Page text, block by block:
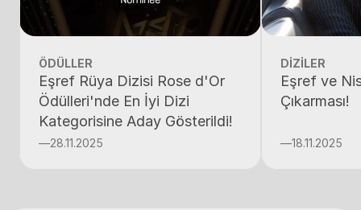
ÖDÜLLER
Eşref Rüya Dizisi Rose d'Or
Ödülleri'nde En İyi Dizi
Kategorisine Aday Gösterildi!
—28.11.2025
DİZİLER
Eşref ve
Çıkarması!
—18.11.2025